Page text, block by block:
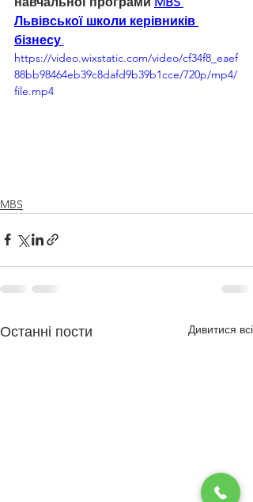
Львівської школи керівників
бізнесу.
https://video.wixstatic.com/video/cf34f8_eaef
88bb98464eb39c8dafd9b39b1cce/720p/mp4/
file.mp4
MBS
Останні пости Дивитися всі